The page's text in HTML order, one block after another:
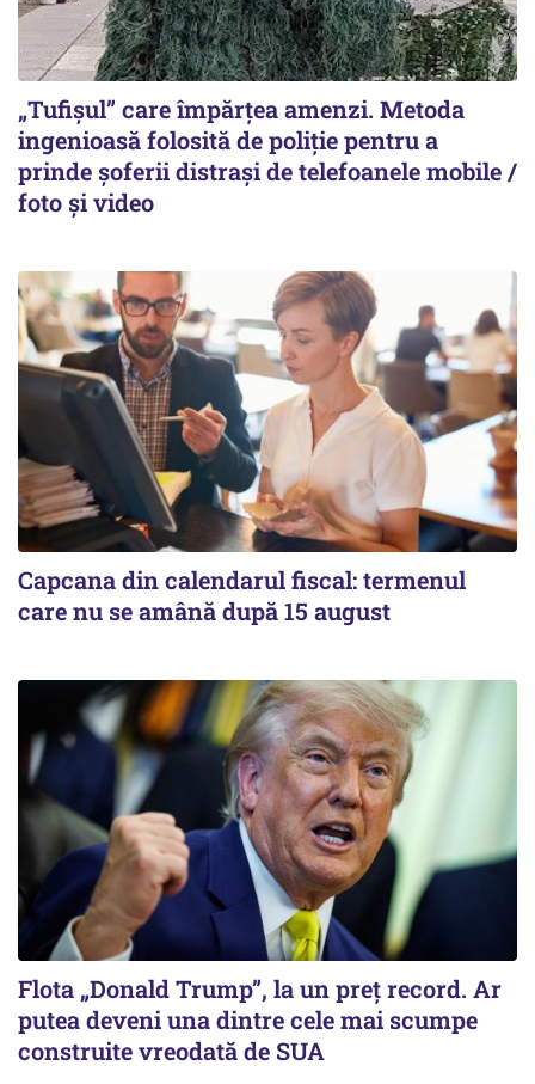
„Tufișul” care împărțea amenzi. Metoda
ingenioasă folosită de poliție pentru a
prinde șoferii distrași de telefoanele mobile /
foto și video
Capcana din calendarul fiscal: termenul
care nu se amână după 15 august
Flota „Donald Trump”, la un preț record. Ar
putea deveni una dintre cele mai scumpe
construite vreodată de SUA